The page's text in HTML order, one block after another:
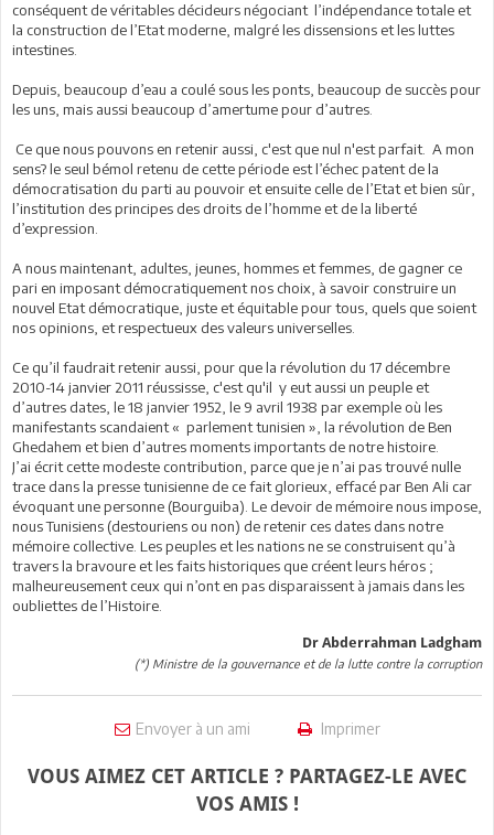
conséquent de véritables décideurs négociant l’indépendance totale et
la construction de l’Etat moderne, malgré les dissensions et les luttes
intestines.
Depuis, beaucoup d’eau a coulé sous les ponts, beaucoup de succès pour
les uns, mais aussi beaucoup d’amertume pour d’autres.
Ce que nous pouvons en retenir aussi, c'est que nul n'est parfait. A mon
sens? le seul bémol retenu de cette période est l’échec patent de la
démocratisation du parti au pouvoir et ensuite celle de l’Etat et bien sûr,
l’institution des principes des droits de l’homme et de la liberté
d’expression.
A nous maintenant, adultes, jeunes, hommes et femmes, de gagner ce
pari en imposant démocratiquement nos choix, à savoir construire un
nouvel Etat démocratique, juste et équitable pour tous, quels que soient
nos opinions, et respectueux des valeurs universelles.
Ce qu’il faudrait retenir aussi, pour que la révolution du 17 décembre
2010-14 janvier 2011 réussisse, c'est qu'il y eut aussi un peuple et
d’autres dates, le 18 janvier 1952, le 9 avril 1938 par exemple où les
manifestants scandaient « parlement tunisien », la révolution de Ben
Ghedahem et bien d’autres moments importants de notre histoire.
J’ai écrit cette modeste contribution, parce que je n’ai pas trouvé nulle
trace dans la presse tunisienne de ce fait glorieux, effacé par Ben Ali car
évoquant une personne (Bourguiba). Le devoir de mémoire nous impose,
nous Tunisiens (destouriens ou non) de retenir ces dates dans notre
mémoire collective. Les peuples et les nations ne se construisent qu’à
travers la bravoure et les faits historiques que créent leurs héros ;
malheureusement ceux qui n’ont en pas disparaissent à jamais dans les
oubliettes de l’Histoire.
Dr Abderrahman Ladgham
(*) Ministre de la gouvernance et de la lutte contre la corruption
Envoyer à un ami Imprimer
VOUS AIMEZ CET ARTICLE ? PARTAGEZ-LE AVEC
VOS AMIS !